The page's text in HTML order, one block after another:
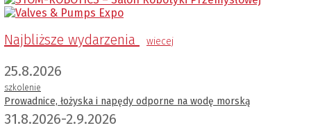
Najbliższe wydarzenia wiecej
25.8.2026
szkolenie
Prowadnice, łożyska i napędy odporne na wodę morską
31.8.2026-2.9.2026